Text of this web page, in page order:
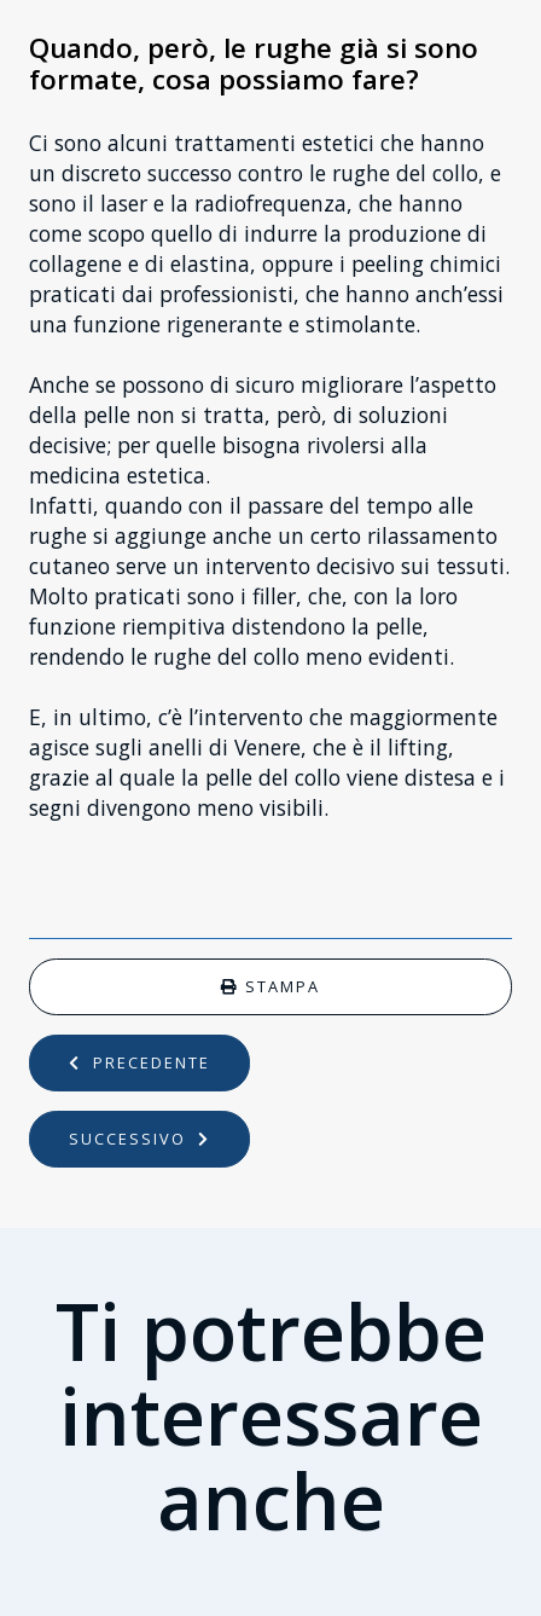
Quando, però, le rughe già si sono
formate, cosa possiamo fare?
Ci sono alcuni trattamenti estetici che hanno
un discreto successo contro le rughe del collo, e
sono il laser e la radiofrequenza, che hanno
come scopo quello di indurre la produzione di
collagene e di elastina, oppure i peeling chimici
praticati dai professionisti, che hanno anch’essi
una funzione rigenerante e stimolante.
Anche se possono di sicuro migliorare l’aspetto
della pelle non si tratta, però, di soluzioni
decisive; per quelle bisogna rivolersi alla
medicina estetica.
Infatti, quando con il passare del tempo alle
rughe si aggiunge anche un certo rilassamento
cutaneo serve un intervento decisivo sui tessuti.
Molto praticati sono i filler, che, con la loro
funzione riempitiva distendono la pelle,
rendendo le rughe del collo meno evidenti.
E, in ultimo, c’è l’intervento che maggiormente
agisce sugli anelli di Venere, che è il lifting,
grazie al quale la pelle del collo viene distesa e i
segni divengono meno visibili.
STAMPA
PRECEDENTE
SUCCESSIVO
Ti potrebbe
interessare
anche